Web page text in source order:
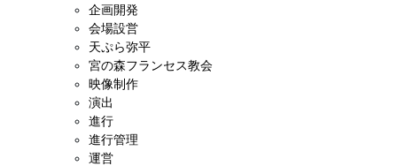
企画開発
会場設営
天ぷら弥平
宮の森フランセス教会
映像制作
演出
進行
進行管理
運営